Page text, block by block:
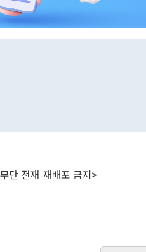
단 전재-재배포 금지>